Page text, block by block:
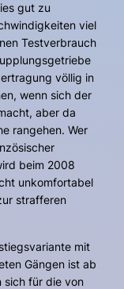
gut zu
viel
Testverbrauch
völlig in
wenn sich der
aber da
rangehen. Wer
beim 2008
unkomfortabel
strafferen
mit
Gängen ist ab
sich für die von